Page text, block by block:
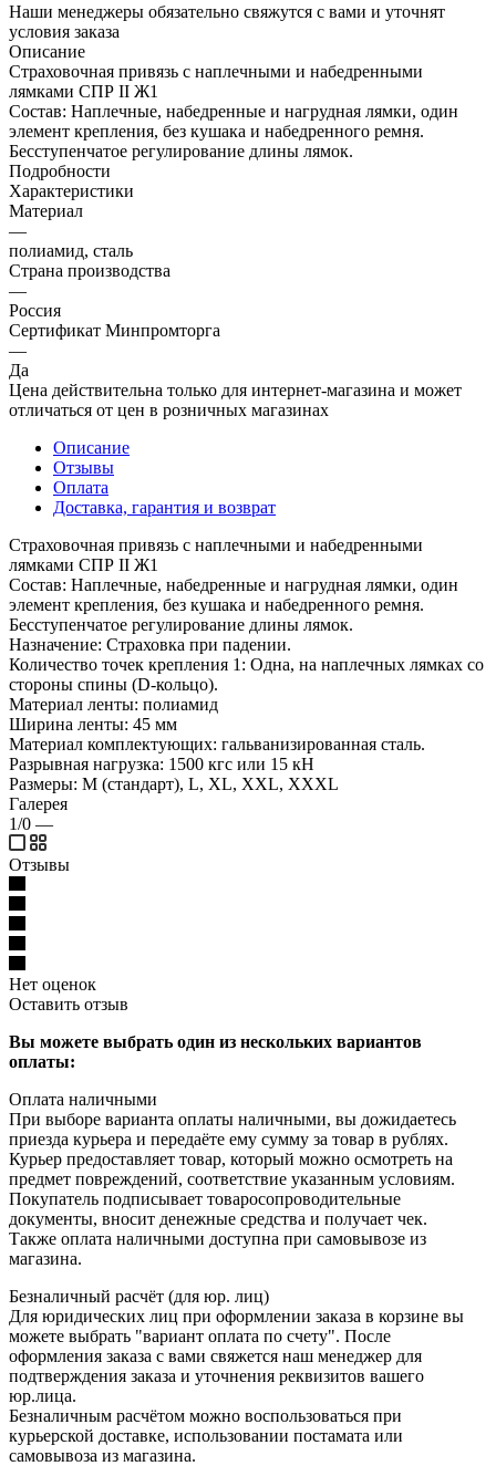
Наши менеджеры обязательно свяжутся с вами и уточнят
условия заказа
Описание
Страховочная привязь с наплечными и набедренными
лямками СПР II Ж1
Состав: Наплечные, набедренные и нагрудная лямки, один
элемент крепления, без кушака и набедренного ремня.
Бесступенчатое регулирование длины лямок.
Подробности
Характеристики
Материал
—
полиамид, сталь
Страна производства
—
Россия
Сертификат Минпромторга
—
Да
Цена действительна только для интернет-магазина и может
отличаться от цен в розничных магазинах
Описание
Отзывы
Оплата
Доставка, гарантия и возврат
Страховочная привязь с наплечными и набедренными
лямками СПР II Ж1
Состав: Наплечные, набедренные и нагрудная лямки, один
элемент крепления, без кушака и набедренного ремня.
Бесступенчатое регулирование длины лямок.
Назначение: Страховка при падении.
Количество точек крепления 1: Одна, на наплечных лямках со
стороны спины (D-кольцо).
Материал ленты: полиамид
Ширина ленты: 45 мм
Материал комплектующих: гальванизированная сталь.
Разрывная нагрузка: 1500 кгс или 15 кН
Размеры: M (стандарт), L, XL, XXL, XXXL
Галерея
1/0 —
Отзывы
Нет оценок
Оставить отзыв
Вы можете выбрать один из нескольких вариантов
оплаты:
Оплата наличными
При выборе варианта оплаты наличными, вы дожидаетесь
приезда курьера и передаёте ему сумму за товар в рублях.
Курьер предоставляет товар, который можно осмотреть на
предмет повреждений, соответствие указанным условиям.
Покупатель подписывает товаросопроводительные
документы, вносит денежные средства и получает чек.
Также оплата наличными доступна при самовывозе из
магазина.
Безналичный расчёт (для юр. лиц)
Для юридических лиц при оформлении заказа в корзине вы
можете выбрать "вариант оплата по счету". После
оформления заказа с вами свяжется наш менеджер для
подтверждения заказа и уточнения реквизитов вашего
юр.лица.
Безналичным расчётом можно воспользоваться при
курьерской доставке, использовании постамата или
самовывоза из магазина.